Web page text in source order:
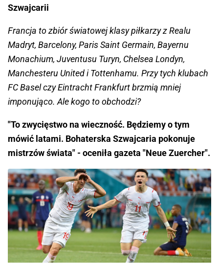
Szwajcarii
Francja to zbiór światowej klasy piłkarzy z Realu
Madryt, Barcelony, Paris Saint Germain, Bayernu
Monachium, Juventusu Turyn, Chelsea Londyn,
Manchesteru United i Tottenhamu. Przy tych klubach
FC Basel czy Eintracht Frankfurt brzmią mniej
imponująco. Ale kogo to obchodzi?
"To zwycięstwo na wieczność. Będziemy o tym
mówić latami. Bohaterska Szwajcaria pokonuje
mistrzów świata" - oceniła gazeta "Neue Zuercher".